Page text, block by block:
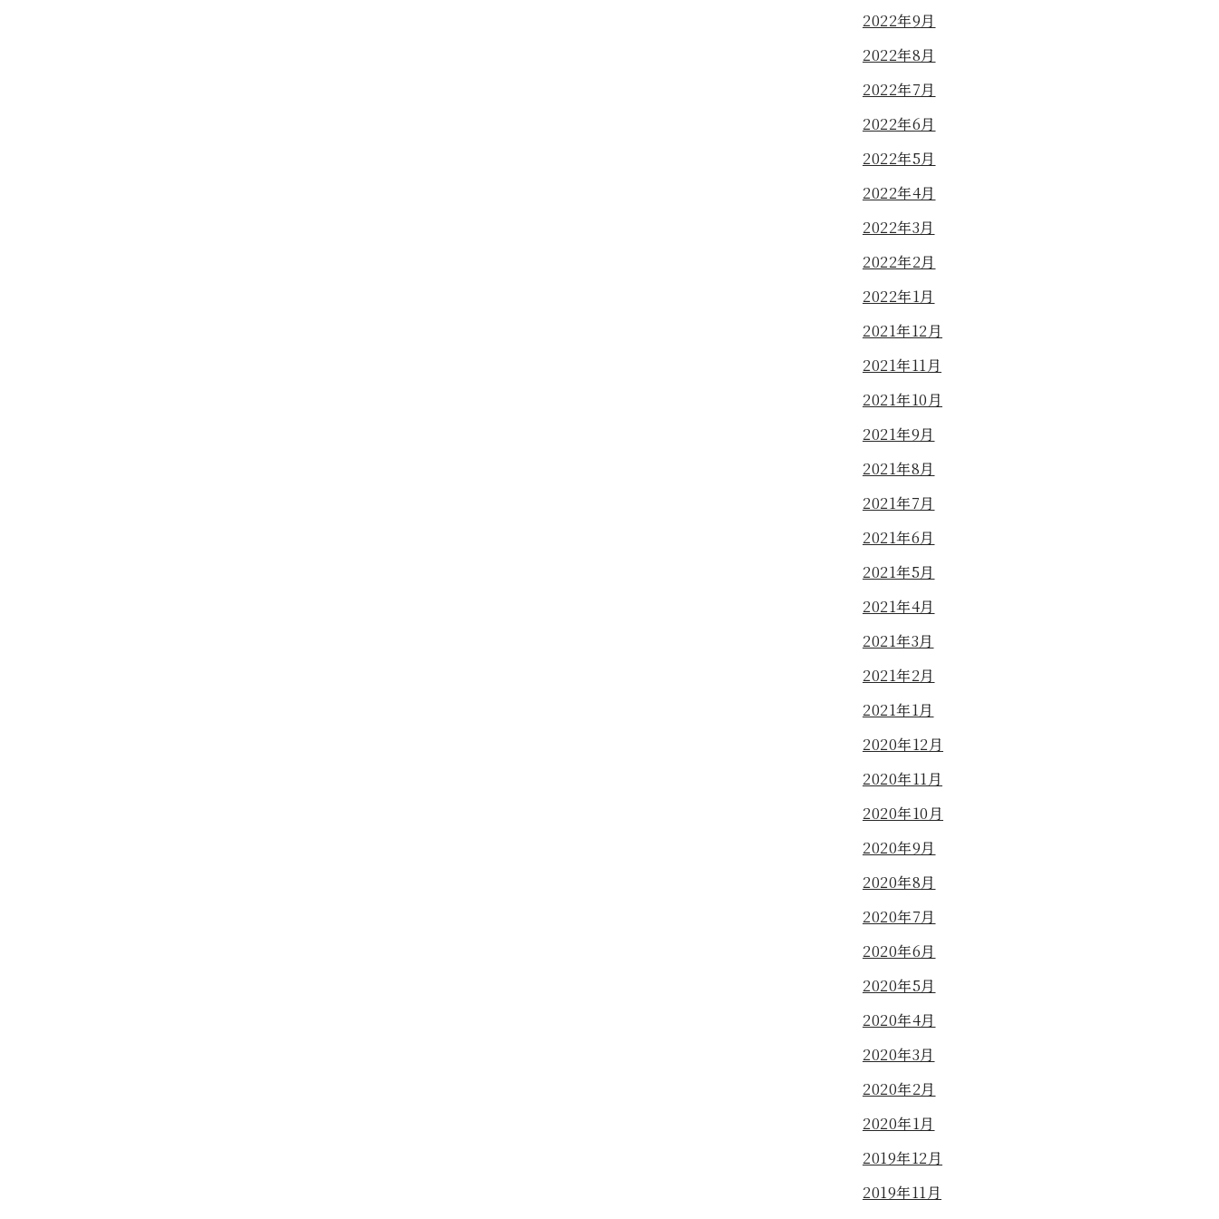
2022年9月
2022年8月
2022年7月
2022年6月
2022年5月
2022年4月
2022年3月
2022年2月
2022年1月
2021年12月
2021年11月
2021年10月
2021年9月
2021年8月
2021年7月
2021年6月
2021年5月
2021年4月
2021年3月
2021年2月
2021年1月
2020年12月
2020年11月
2020年10月
2020年9月
2020年8月
2020年7月
2020年6月
2020年5月
2020年4月
2020年3月
2020年2月
2020年1月
2019年12月
2019年11月